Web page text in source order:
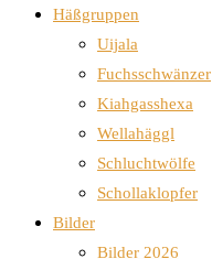
Häßgruppen
Uijala
Fuchsschwänzer
Kiahgasshexa
Wellahäggl
Schluchtwölfe
Schollaklopfer
Bilder
Bilder 2026